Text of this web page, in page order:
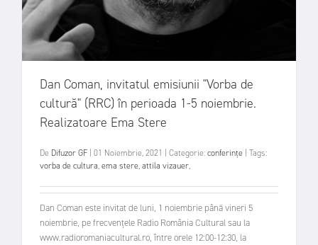
Dan Coman, invitatul emisiunii "Vorba de
cultură" (RRC) în perioada 1-5 noiembrie.
Realizatoare Ema Stere
De Difuzor GF 01 Noiembrie, 2021 Categorie:conferințe
Tags:
vorba de cultura,ema stere,attila vizauer,
Dan Coman este invitat de luni, 1 noiembrie până vineri 5
noiembrie, pe frecvențele Radio România Cultural sau la
www.radioromaniacultural.ro, între orele 12:00-12:30, la